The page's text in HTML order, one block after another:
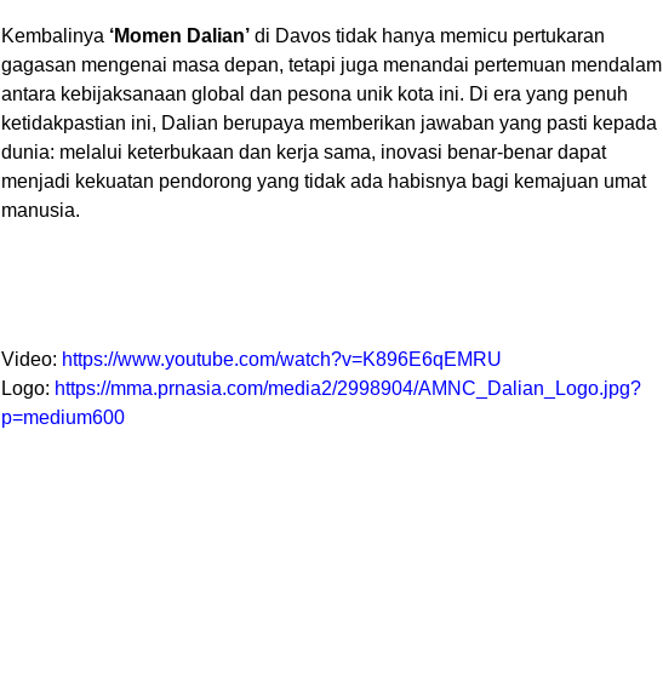
Kembalinya ‘Momen Dalian’ di Davos tidak hanya memicu pertukaran
gagasan mengenai masa depan, tetapi juga menandai pertemuan mendalam
antara kebijaksanaan global dan pesona unik kota ini. Di era yang penuh
ketidakpastian ini, Dalian berupaya memberikan jawaban yang pasti kepada
dunia: melalui keterbukaan dan kerja sama, inovasi benar-benar dapat
menjadi kekuatan pendorong yang tidak ada habisnya bagi kemajuan umat
manusia.
Video: https://www.youtube.com/watch?v=K896E6qEMRU
Logo: https://mma.prnasia.com/media2/2998904/AMNC_Dalian_Logo.jpg?
p=medium600